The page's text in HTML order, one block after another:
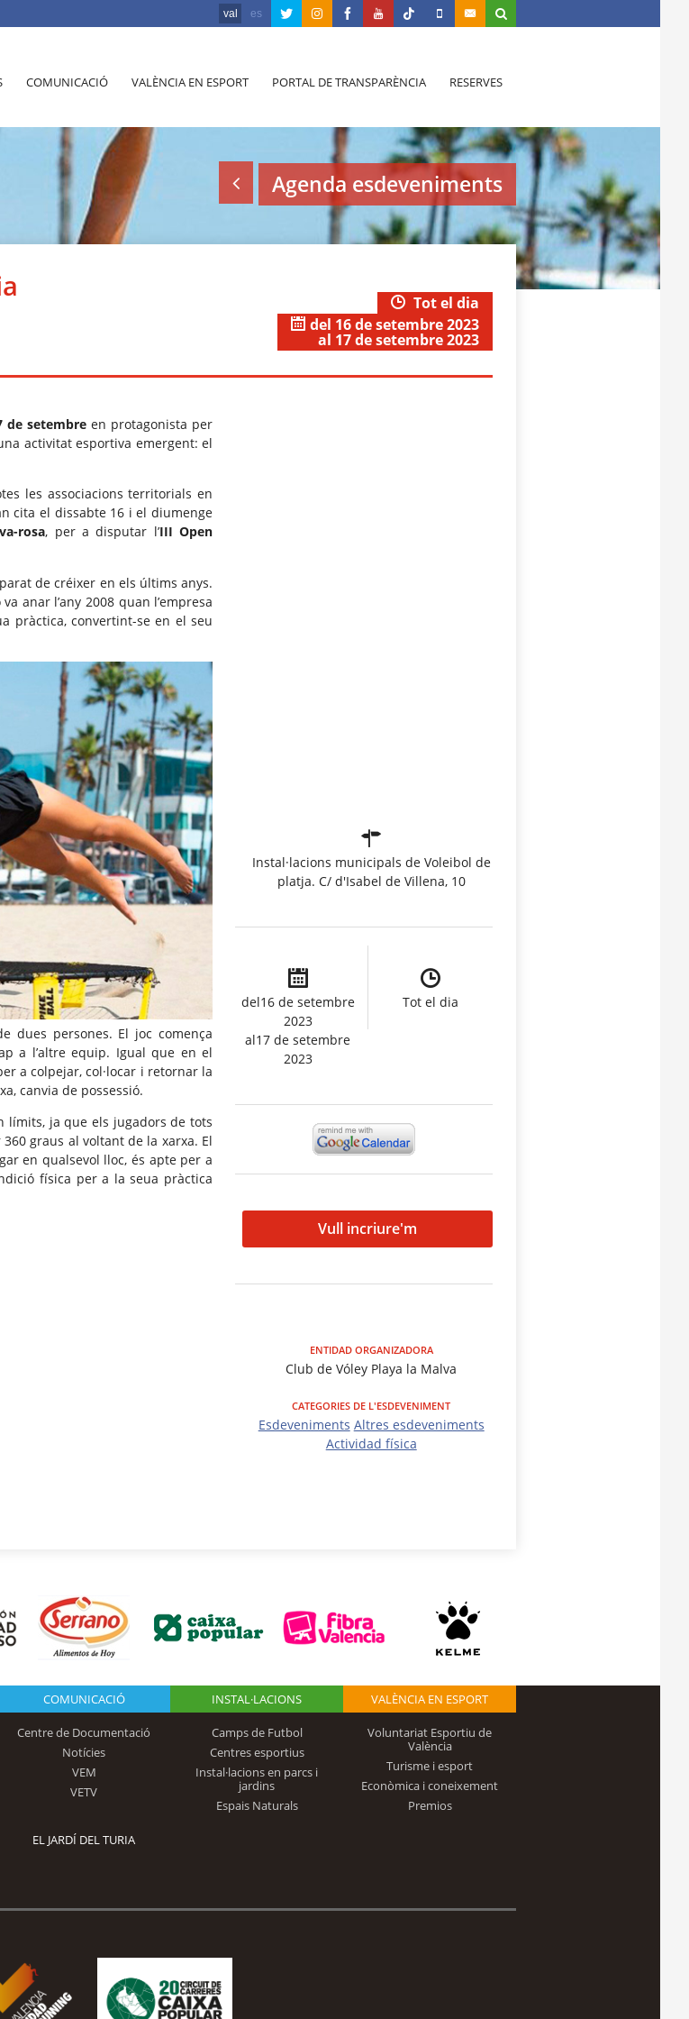
val es
COMUNICACIÓ VALÈNCIA EN ESPORT PORTAL DE TRANSPARÈNCIA RESERVES
Agenda esdeveniments
Tot el dia
del 16 de setembre 2023
al 17 de setembre 2023
de setembre en protagonista per
activitat esportiva emergent: el
les associacions territorials en
cita el dissabte 16 i el diumenge
rosa, per a disputar l’III Open
de créixer en els últims anys.
anar l’any 2008 quan l’empresa
pràctica, convertint-se en el seu
dues persones. El joc comença
a l’altre equip. Igual que en el
a colpejar, col·locar i retornar la
canvia de possessió.
límits, ja que els jugadors de tots
graus al voltant de la xarxa. El
en qualsevol lloc, és apte per a
física per a la seua pràctica
Instal·lacions municipals de Voleibol de
platja. C/ d'Isabel de Villena, 10
del16 de setembre
2023
al17 de setembre
2023
Tot el dia
Vull incriure'm
ENTIDAD ORGANIZADORA
Club de Vóley Playa la Malva
CATEGORIES DE L'ESDEVENIMENT
Esdeveniments Altres esdeveniments
Actividad física
COMUNICACIÓ
Centre de Documentació
Notícies
VEM
VETV
INSTAL·LACIONS
Camps de Futbol
Centres esportius
Instal·lacions en parcs i
jardins
Espais Naturals
VALÈNCIA EN ESPORT
Voluntariat Esportiu de
València
Turisme i esport
Econòmica i coneixement
Premios
EL JARDÍ DEL TURIA